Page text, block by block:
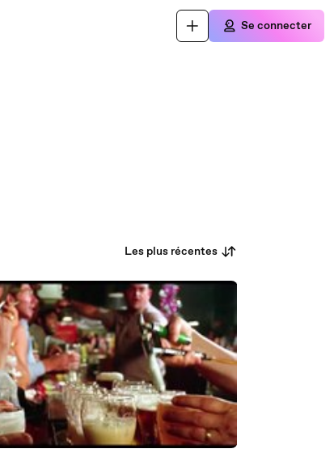
Se connecter
Les plus récentes